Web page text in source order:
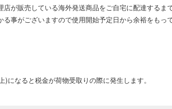
が販売している海外発送商品をご自宅に配達する
事がございますので使用開始予定日から余裕をもっ
なると税金が荷物受取りの際に発生します。